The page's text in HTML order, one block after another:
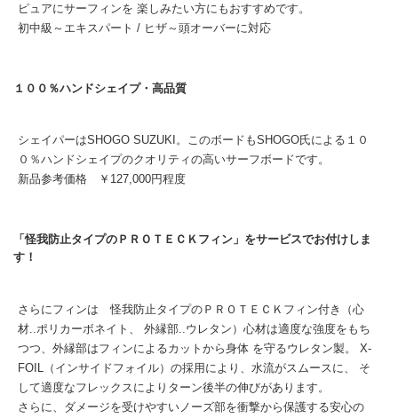
ピュアにサーフィンを 楽しみたい方にもおすすめです。
初中級～エキスパート / ヒザ～頭オーバーに対応
１００％ハンドシェイプ・高品質
シェイパーはSHOGO SUZUKI。このボードもSHOGO氏による１０
０％ハンドシェイプのクオリティの高いサーフボードです。
新品参考価格 ￥127,000円程度
「怪我防止タイプのＰＲＯＴＥＣＫフィン」をサービスでお付けしま
す！
さらにフィンは 怪我防止タイプのＰＲＯＴＥＣＫフィン付き（心
材..ポリカーボネイト、 外縁部..ウレタン）心材は適度な強度をもち
つつ、外縁部はフィンによるカットから身体 を守るウレタン製。 X-
FOIL（インサイドフォイル）の採用により、水流がスムースに、 そ
して適度なフレックスによりターン後半の伸びがあります。
さらに、ダメージを受けやすいノーズ部を衝撃から保護する安心の